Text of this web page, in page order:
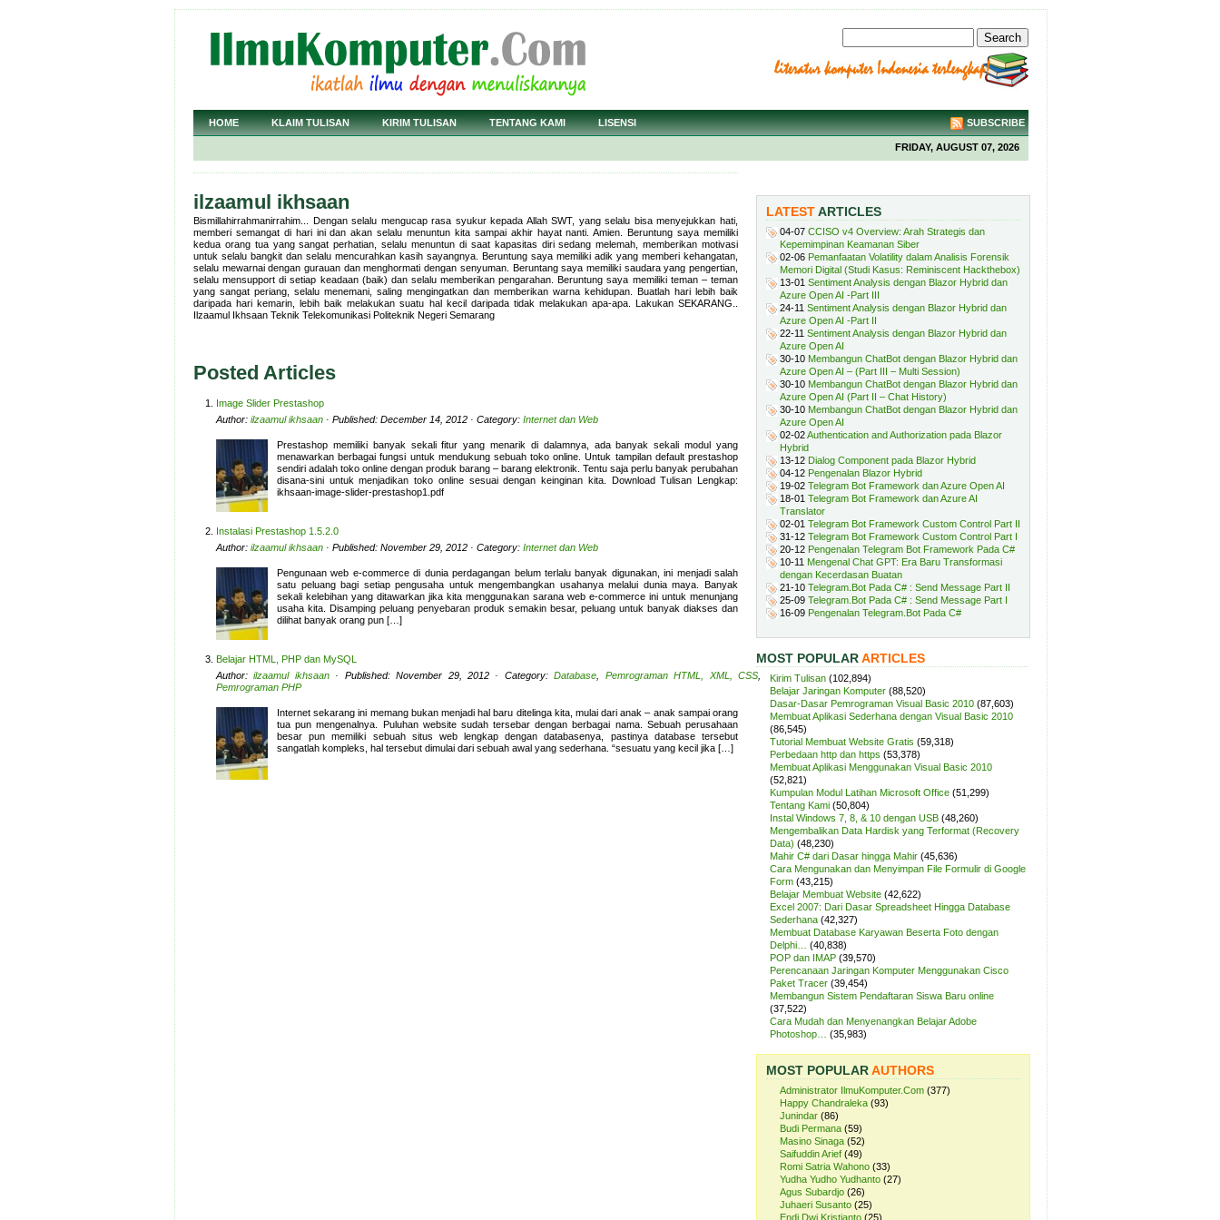
HOME KLAIM TULISAN KIRIM TULISAN TENTANG KAMI LISENSI SUBSCRIBE
FRIDAY, AUGUST 07, 2026
ilzaamul ikhsaan
Bismillahirrahmanirrahim... Dengan selalu mengucap rasa syukur kepada Allah SWT, yang selalu bisa menyejukkan hati,
memberi semangat di hari ini dan akan selalu menuntun kita sampai akhir hayat nanti. Amien. Beruntung saya memiliki
kedua orang tua yang sangat perhatian, selalu menuntun di saat kapasitas diri sedang melemah, memberikan motivasi
untuk selalu bangkit dan selalu mencurahkan kasih sayangnya. Beruntung saya memiliki adik yang memberi kehangatan,
selalu mewarnai dengan gurauan dan menghormati dengan senyuman. Beruntang saya memiliki saudara yang pengertian,
selalu mensupport di setiap keadaan (baik) dan selalu memberikan pengarahan. Beruntung saya memiliki teman – teman
yang sangat periang, selalu menemani, saling mengingatkan dan memberikan warna kehidupan. Buatlah hari lebih baik
daripada hari kemarin, lebih baik melakukan suatu hal kecil daripada tidak melakukan apa-apa. Lakukan SEKARANG..
Ilzaamul Ikhsaan Teknik Telekomunikasi Politeknik Negeri Semarang
Posted Articles
Image Slider Prestashop
Author: ilzaamul ikhsaan · Published: December 14, 2012 · Category: Internet dan Web
Prestashop memiliki banyak sekali fitur yang menarik di dalamnya, ada banyak sekali modul yang
menawarkan berbagai fungsi untuk mendukung sebuah toko online. Untuk tampilan default prestashop
sendiri adalah toko online dengan produk barang – barang elektronik. Tentu saja perlu banyak perubahan
disana-sini untuk menjadikan toko online sesuai dengan keinginan kita. Download Tulisan Lengkap:
ikhsaan-image-slider-prestashop1.pdf
Instalasi Prestashop 1.5.2.0
Author: ilzaamul ikhsaan · Published: November 29, 2012 · Category: Internet dan Web
Pengunaan web e-commerce di dunia perdagangan belum terlalu banyak digunakan, ini menjadi salah
satu peluang bagi setiap pengusaha untuk mengembangkan usahanya melalui dunia maya. Banyak
sekali kelebihan yang ditawarkan jika kita menggunakan sarana web e-commerce ini untuk menunjang
usaha kita. Disamping peluang penyebaran produk semakin besar, peluang untuk banyak diakses dan
dilihat banyak orang pun […]
Belajar HTML, PHP dan MySQL
Author:ilzaamul ikhsaan· Published: November 29, 2012 · Category:Database Pemrograman HTML, XML, CSS
Pemrograman PHP
Internet sekarang ini memang bukan menjadi hal baru ditelinga kita, mulai dari anak – anak sampai orang
tua pun mengenalnya. Puluhan website sudah tersebar dengan berbagai nama. Sebuah perusahaan
besar pun memiliki sebuah situs web lengkap dengan databasenya, pastinya database tersebut
sangatlah kompleks, hal tersebut dimulai dari sebuah awal yang sederhana. “sesuatu yang kecil jika […]
LATESTARTICLES
04-07 CCISO v4 Overview: Arah Strategis dan
Kepemimpinan Keamanan Siber
02-06 Pemanfaatan Volatility dalam Analisis Forensik
Memori Digital (Studi Kasus: Reminiscent Hackthebox)
13-01 Sentiment Analysis dengan Blazor Hybrid dan
Azure Open AI -Part III
24-11 Sentiment Analysis dengan Blazor Hybrid dan
Azure Open AI -Part II
22-11 Sentiment Analysis dengan Blazor Hybrid dan
Azure Open AI
30-10 Membangun ChatBot dengan Blazor Hybrid dan
Azure Open AI – (Part III – Multi Session)
30-10 Membangun ChatBot dengan Blazor Hybrid dan
Azure Open AI (Part II – Chat History)
30-10 Membangun ChatBot dengan Blazor Hybrid dan
Azure Open AI
02-02Authentication and Authorization pada Blazor
Hybrid
13-12 Dialog Component pada Blazor Hybrid
04-12 Pengenalan Blazor Hybrid
19-02 Telegram Bot Framework dan Azure Open AI
18-01 Telegram Bot Framework dan Azure AI
Translator
02-01 Telegram Bot Framework Custom Control Part II
31-12 Telegram Bot Framework Custom Control Part I
20-12 Pengenalan Telegram Bot Framework Pada C#
10-11 Mengenal Chat GPT: Era Baru Transformasi
dengan Kecerdasan Buatan
21-10 Telegram.Bot Pada C# : Send Message Part II
25-09 Telegram.Bot Pada C# : Send Message Part I
16-09 Pengenalan Telegram.Bot Pada C#
MOST POPULARARTICLES
Kirim Tulisan (102,894)
Belajar Jaringan Komputer (88,520)
Dasar-Dasar Pemrograman Visual Basic 2010 (87,603)
Membuat Aplikasi Sederhana dengan Visual Basic 2010
(86,545)
Tutorial Membuat Website Gratis (59,318)
Perbedaan http dan https (53,378)
Membuat Aplikasi Menggunakan Visual Basic 2010
(52,821)
Kumpulan Modul Latihan Microsoft Office (51,299)
Tentang Kami (50,804)
Instal Windows 7, 8, & 10 dengan USB (48,260)
Mengembalikan Data Hardisk yang Terformat (Recovery
Data) (48,230)
Mahir C# dari Dasar hingga Mahir (45,636)
Cara Mengunakan dan Menyimpan File Formulir di Google
Form (43,215)
Belajar Membuat Website (42,622)
Excel 2007: Dari Dasar Spreadsheet Hingga Database
Sederhana (42,327)
Membuat Database Karyawan Beserta Foto dengan
Delphi…
(40,838)
POP dan IMAP (39,570)
Perencanaan Jaringan Komputer Menggunakan Cisco
Paket Tracer (39,454)
Membangun Sistem Pendaftaran Siswa Baru online
(37,522)
Cara Mudah dan Menyenangkan Belajar Adobe
Photoshop…
(35,983)
MOST POPULARAUTHORS
Administrator IlmuKomputer.Com (377)
Happy Chandraleka (93)
Junindar (86)
Budi Permana (59)
Masino Sinaga (52)
Saifuddin Arief (49)
Romi Satria Wahono (33)
Yudha Yudho Yudhanto (27)
Agus Subardjo (26)
Juhaeri Susanto (25)
Endi Dwi Kristianto (25)